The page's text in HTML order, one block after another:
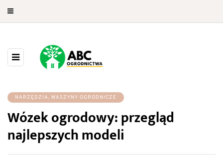
NARZĘDZIA, MASZYNY OGRODNICZE
Wózek ogrodowy: przegląd
najlepszych modeli